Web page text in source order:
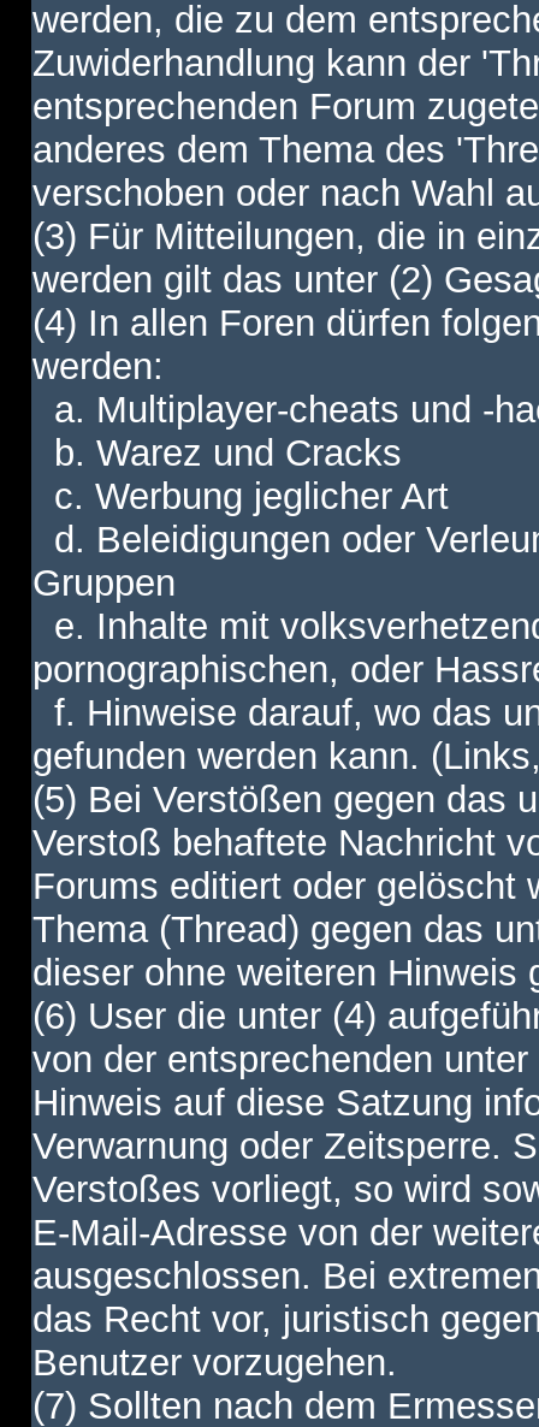
werden, die zu dem
Zuwiderhandlung kann der
entsprechenden Forum
anderes dem Thema des
verschoben oder nach Wahl
(3) Für Mitteilungen, die in
werden gilt das unter (2)
(4) In allen Foren dürfen
werden:
a. Multiplayer-cheats und -
b. Warez und Cracks
c. Werbung jeglicher Art
d. Beleidigungen oder
Gruppen
e. Inhalte mit
pornographischen, oder
f. Hinweise darauf, wo das
gefunden werden kann.
(5) Bei Verstößen gegen das
Verstoß behaftete Nachricht
Forums editiert oder gelöscht
Thema (Thread) gegen das
dieser ohne weiteren Hinweis
(6) User die unter (4)
von der entsprechenden
Hinweis auf diese Satzung
Verwarnung oder Zeitsperre.
Verstoßes vorliegt, so wird
E-Mail-Adresse von der
ausgeschlossen. Bei
das Recht vor, juristisch
Benutzer vorzugehen.
(7) Sollten nach dem